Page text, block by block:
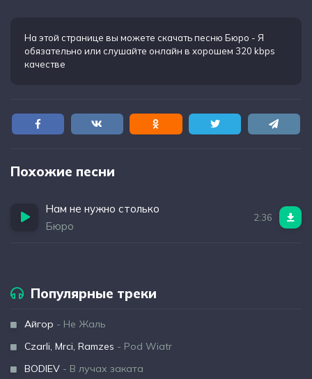
На этой странице вы можете скачать песню Бюро - Я
обязательно или слушайте онлайн в хорошем 320 kbps
качестве
Похожие песни
Нам не нужно столько
Бюро
2:36
Популярные треки
Айгор - Не Жаль
Czarli, Mrci, Ramzes - Pod Wiatr
BODIEV - В лучах заката